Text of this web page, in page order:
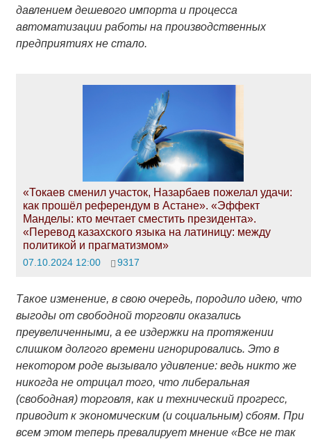
давлением дешевого импорта и процесса
автоматизации работы на производственных
предприятиях не стало.
«Токаев сменил участок, Назарбаев пожелал удачи:
как прошёл референдум в Астане». «Эффект
Манделы: кто мечтает сместить президента».
«Перевод казахского языка на латиницу: между
политикой и прагматизмом»
07.10.2024 12:00 9317
Такое изменение, в свою очередь, породило идею, что
выгоды от свободной торговли оказались
преувеличенными, а ее издержки на протяжении
слишком долгого времени игнорировались. Это в
некотором роде вызывало удивление: ведь никто же
никогда не отрицал того, что либеральная
(свободная) торговля, как и технический прогресс,
приводит к экономическим (и социальным) сбоям. При
всем этом теперь превалирует мнение «Все не так